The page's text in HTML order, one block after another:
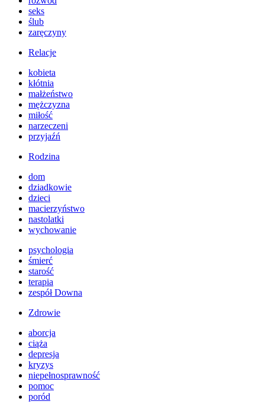
seks
ślub
zaręczyny
Relacje
kobieta
kłótnia
małżeństwo
mężczyzna
miłość
narzeczeni
przyjaźń
Rodzina
dom
dziadkowie
dzieci
macierzyństwo
nastolatki
wychowanie
psychologia
śmierć
starość
terapia
zespół Downa
Zdrowie
aborcja
ciąża
depresja
kryzys
niepełnosprawność
pomoc
poród